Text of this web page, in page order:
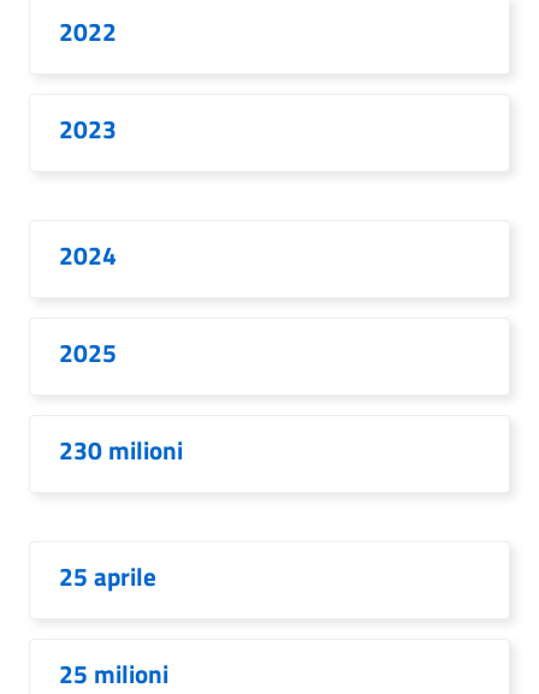
2022
2023
2024
2025
230 milioni
25 aprile
25 milioni